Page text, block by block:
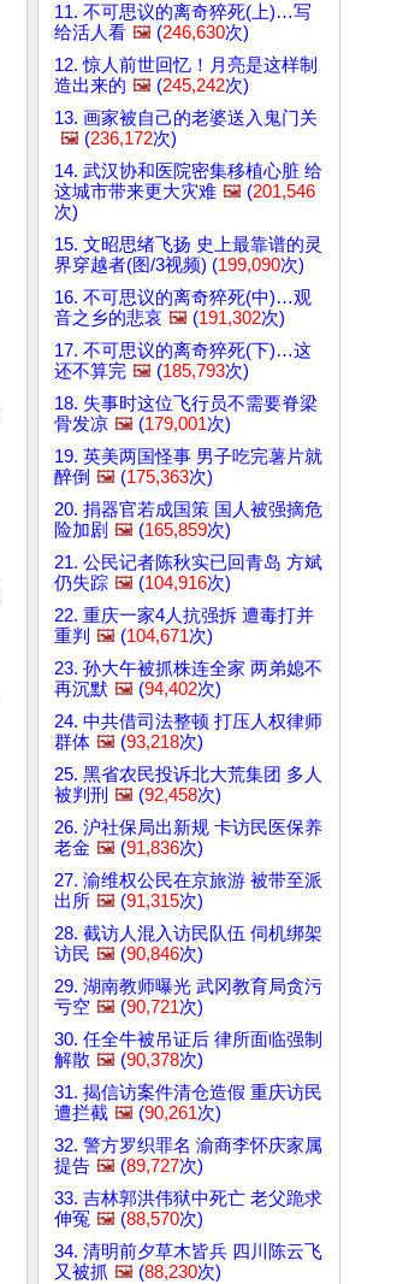
11. 不可思议的离奇猝死(上)…写
给活人看 🖼️ (246,630次)
12. 惊人前世回忆！月亮是这样制
造出来的 🖼️ (245,242次)
13. 画家被自己的老婆送入鬼门关
🖼️ (236,172次)
14. 武汉协和医院密集移植心脏 给
这城市带来更大灾难 🖼️ (201,546
次)
15. 文昭思绪飞扬 史上最靠谱的灵
界穿越者(图/3视频) (199,090次)
16. 不可思议的离奇猝死(中)…观
音之乡的悲哀 🖼️ (191,302次)
17. 不可思议的离奇猝死(下)…这
还不算完 🖼️ (185,793次)
18. 失事时这位飞行员不需要脊梁
骨发凉 🖼️ (179,001次)
19. 英美两国怪事 男子吃完薯片就
醉倒 🖼️ (175,363次)
20. 捐器官若成国策 国人被强摘危
险加剧 🖼️ (165,859次)
21. 公民记者陈秋实已回青岛 方斌
仍失踪 🖼️ (104,916次)
22. 重庆一家4人抗强拆 遭毒打并
重判 🖼️ (104,671次)
23. 孙大午被抓株连全家 两弟媳不
再沉默 🖼️ (94,402次)
24. 中共借司法整顿 打压人权律师
群体 🖼️ (93,218次)
25. 黑省农民投诉北大荒集团 多人
被判刑 🖼️ (92,458次)
26. 沪社保局出新规 卡访民医保养
老金 🖼️ (91,836次)
27. 渝维权公民在京旅游 被带至派
出所 🖼️ (91,315次)
28. 截访人混入访民队伍 伺机绑架
访民 🖼️ (90,846次)
29. 湖南教师曝光 武冈教育局贪污
亏空 🖼️ (90,721次)
30. 任全牛被吊证后 律所面临强制
解散 🖼️ (90,378次)
31. 揭信访案件清仓造假 重庆访民
遭拦截 🖼️ (90,261次)
32. 警方罗织罪名 渝商李怀庆家属
提告 🖼️ (89,727次)
33. 吉林郭洪伟狱中死亡 老父跪求
伸冤 🖼️ (88,570次)
34. 清明前夕草木皆兵 四川陈云飞
又被抓 🖼️ (88,230次)